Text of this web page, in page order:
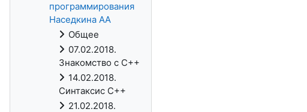
программирования
Наседкина АА
Общее
07.02.2018.
Знакомство с C++
14.02.2018.
Синтаксис C++
21.02.2018.